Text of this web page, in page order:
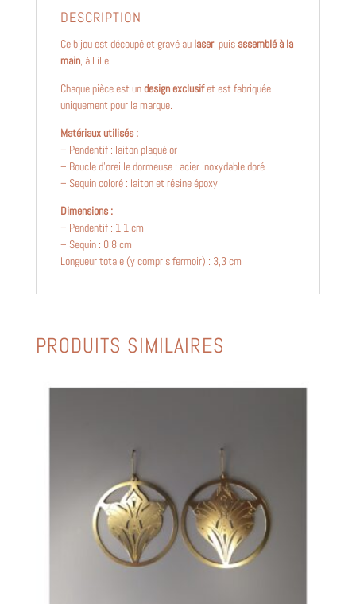
DESCRIPTION
Ce bijou est découpé et gravé au laser, puis assemblé à la
main, à Lille.
Chaque pièce est undesign exclusifet est fabriquée
uniquement pour la marque.
Matériaux utilisés :
– Pendentif : laiton plaqué or
– Boucle d’oreille dormeuse : acier inoxydable doré
– Sequin coloré : laiton et résine époxy
Dimensions :
– Pendentif : 1,1 cm
– Sequin : 0,8 cm
Longueur totale (y compris fermoir) : 3,3 cm
PRODUITS SIMILAIRES